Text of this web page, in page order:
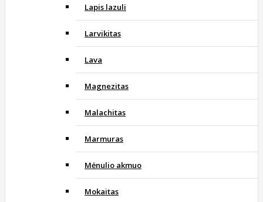
Lapis lazuli
Larvikitas
Lava
Magnezitas
Malachitas
Marmuras
Mėnulio akmuo
Mokaitas